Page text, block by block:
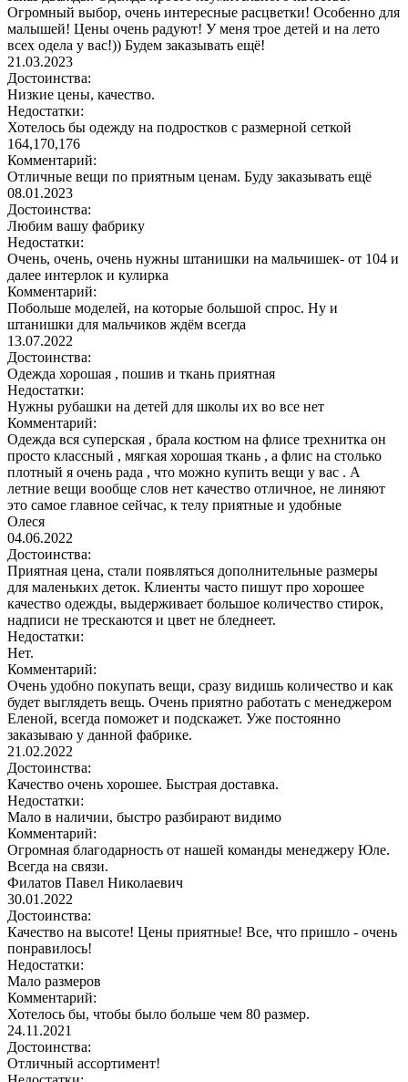
Огромный выбор, очень интересные расцветки! Особенно для
малышей! Цены очень радуют! У меня трое детей и на лето
всех одела у вас!)) Будем заказывать ещё!
21.03.2023
Достоинства:
Низкие цены, качество.
Недостатки:
Хотелось бы одежду на подростков с размерной сеткой
164,170,176
Комментарий:
Отличные вещи по приятным ценам. Буду заказывать ещё
08.01.2023
Достоинства:
Любим вашу фабрику
Недостатки:
Очень, очень, очень нужны штанишки на мальчишек- от 104 и
далее интерлок и кулирка
Комментарий:
Побольше моделей, на которые большой спрос. Ну и
штанишки для мальчиков ждём всегда
13.07.2022
Достоинства:
Одежда хорошая , пошив и ткань приятная
Недостатки:
Нужны рубашки на детей для школы их во все нет
Комментарий:
Одежда вся суперская , брала костюм на флисе трехнитка он
просто классный , мягкая хорошая ткань , а флис на столько
плотный я очень рада , что можно купить вещи у вас . А
летние вещи вообще слов нет качество отличное, не линяют
это самое главное сейчас, к телу приятные и удобные
Олеся
04.06.2022
Достоинства:
Приятная цена, стали появляться дополнительные размеры
для маленьких деток. Клиенты часто пишут про хорошее
качество одежды, выдерживает большое количество стирок,
надписи не трескаются и цвет не бледнеет.
Недостатки:
Нет.
Комментарий:
Очень удобно покупать вещи, сразу видишь количество и как
будет выглядеть вещь. Очень приятно работать с менеджером
Еленой, всегда поможет и подскажет. Уже постоянно
заказываю у данной фабрике.
21.02.2022
Достоинства:
Качество очень хорошее. Быстрая доставка.
Недостатки:
Мало в наличии, быстро разбирают видимо
Комментарий:
Огромная благодарность от нашей команды менеджеру Юле.
Всегда на связи.
Филатов Павел Николаевич
30.01.2022
Достоинства:
Качество на высоте! Цены приятные! Все, что пришло - очень
понравилось!
Недостатки:
Мало размеров
Комментарий:
Хотелось бы, чтобы было больше чем 80 размер.
24.11.2021
Достоинства:
Отличный ассортимент!